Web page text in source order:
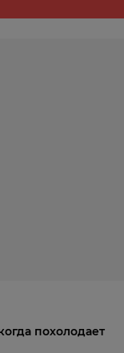
похолодает